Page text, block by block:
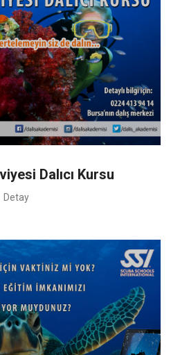
Dalıcı Kursu
Detay